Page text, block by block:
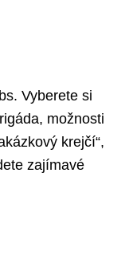
Vyberete si
možnosti
krejčí“,
zajímavé